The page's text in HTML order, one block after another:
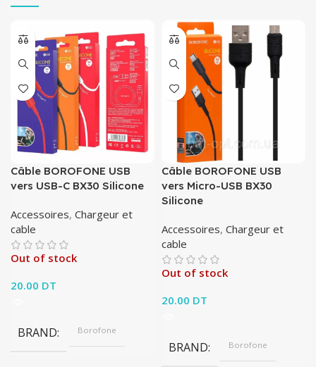
Câble BOROFONE USB
vers USB-C BX30 Silicone
Accessoires, Chargeur et
cable
Out of stock
20.00 DT
BRAND Borofone
Câble BOROFONE USB
vers Micro-USB BX30
Silicone
Accessoires, Chargeur et
cable
Out of stock
20.00 DT
BRAND Borofone